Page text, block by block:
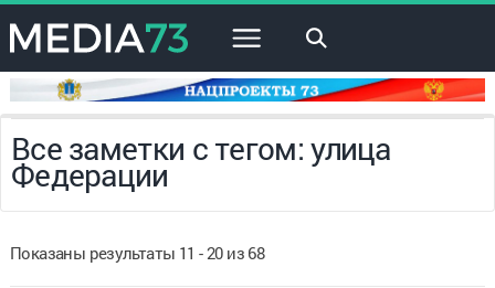
×
Все заметки с тегом: улица
Федерации
Показаны результаты 11 - 20 из 68